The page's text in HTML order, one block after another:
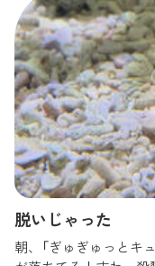
さそう...？子持ちガニ
ご覧いただけます。
て大きな腹部がメス
まで観察できますので
がたくさんなので、集
脱いじゃった
朝、「ぎゅぎゅっとキ